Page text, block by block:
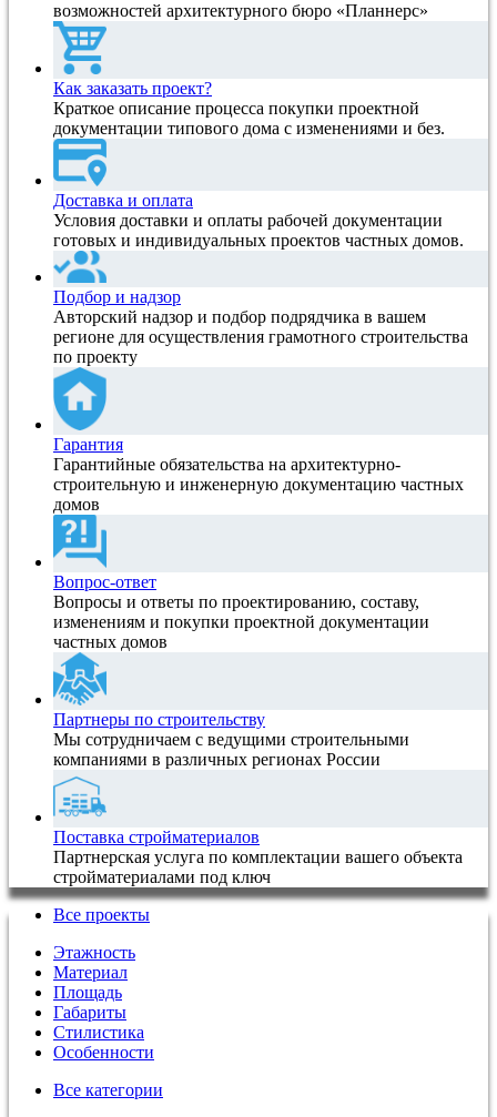
возможностей архитектурного бюро «Планнерс»
Как заказать проект?
Краткое описание процесса покупки проектной
документации типового дома с изменениями и без.
Доставка и оплата
Условия доставки и оплаты рабочей документации
готовых и индивидуальных проектов частных домов.
Подбор и надзор
Авторский надзор и подбор подрядчика в вашем
регионе для осуществления грамотного строительства
по проекту
Гарантия
Гарантийные обязательства на архитектурно-
строительную и инженерную документацию частных
домов
Вопрос-ответ
Вопросы и ответы по проектированию, составу,
изменениям и покупки проектной документации
частных домов
Партнеры по строительству
Мы сотрудничаем с ведущими строительными
компаниями в различных регионах России
Поставка стройматериалов
Партнерская услуга по комплектации вашего объекта
стройматериалами под ключ
Все проекты
Этажность
Материал
Площадь
Габариты
Стилистика
Особенности
Все категории